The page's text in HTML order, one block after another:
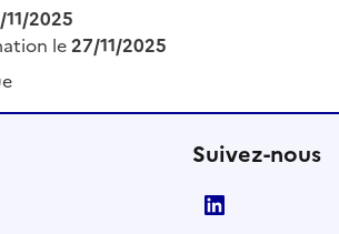
2025
le27/11/2025
Suivez-nous